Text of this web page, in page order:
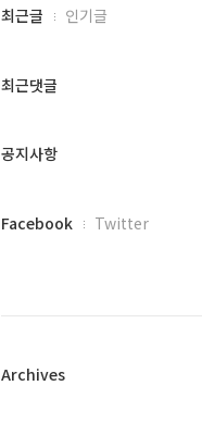
최
과
글
최근글 인기글
최근댓글
공지사항
페
플
Facebook Twitter
Archives